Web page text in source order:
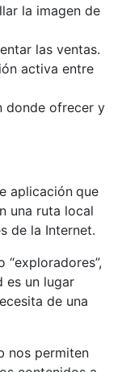
la imagen de
las ventas.
activa entre
donde ofrecer y
aplicación que
una ruta local
de la Internet.
“exploradores”,
es un lugar
de una
nos permiten